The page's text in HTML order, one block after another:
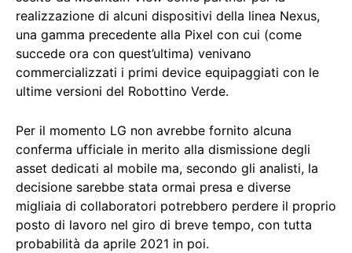
realizzazione di alcuni dispositivi della linea Nexus,
una gamma precedente alla Pixel con cui (come
succede ora con quest’ultima) venivano
commercializzati i primi device equipaggiati con le
ultime versioni del Robottino Verde.
Per il momento LG non avrebbe fornito alcuna
conferma ufficiale in merito alla dismissione degli
asset dedicati al mobile ma, secondo gli analisti, la
decisione sarebbe stata ormai presa e diverse
migliaia di collaboratori potrebbero perdere il proprio
posto di lavoro nel giro di breve tempo, con tutta
probabilità da aprile 2021 in poi.